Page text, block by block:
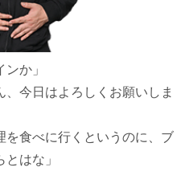
ンか」
、今日はよろしくお願いしま
を食べに行くというのに、ブ
はな」